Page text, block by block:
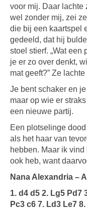
voor mij. Daar lachte
wel zonder mij, zei
die bij een kaartspel
gedeeld, dat hij
stoel stierf. „Wat een
je er zo over denkt,
mat geeft?” Ze
Je bent schaker en
maar op wie er
een nieuwe partij.
Een plotselinge
als het haar van
hebben. Maar ik
ook heb, want
Nana Alexandria –
1. d4 d5 2. Lg5 Pd7
Pc3 c6 7. Ld3 Le7